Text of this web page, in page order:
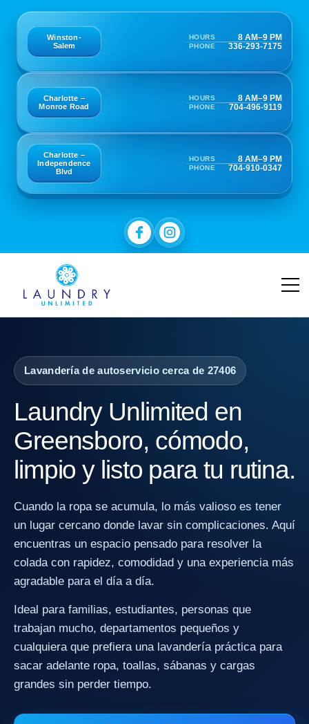
Winston-
Salem
HOURS 8 AM–9 PM
PHONE 336-293-7175
Charlotte –
Monroe Road
HOURS 8 AM–9 PM
PHONE 704-496-9119
Charlotte –
Independence
Blvd
HOURS 8 AM–9 PM
PHONE 704-910-0347
Lavandería de autoservicio cerca de 27406
Laundry Unlimited en
Greensboro, cómodo,
limpio y listo para tu rutina.
Cuando la ropa se acumula, lo más valioso es tener
un lugar cercano donde lavar sin complicaciones. Aquí
encuentras un espacio pensado para resolver la
colada con rapidez, comodidad y una experiencia más
agradable para el día a día.
Ideal para familias, estudiantes, personas que
trabajan mucho, departamentos pequeños y
cualquiera que prefiera una lavandería práctica para
sacar adelante ropa, toallas, sábanas y cargas
grandes sin perder tiempo.